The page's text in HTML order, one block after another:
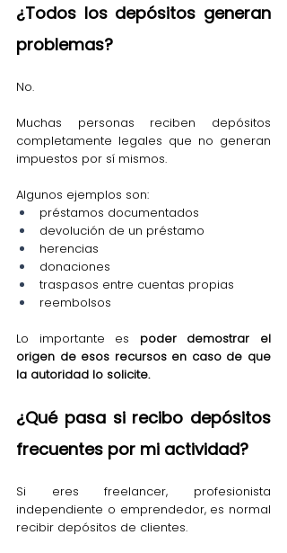
¿Todos los depósitos generan
problemas?
No.
Muchas personas reciben depósitos
completamente legales que no generan
impuestos por sí mismos.
Algunos ejemplos son:
préstamos documentados
devolución de un préstamo
herencias
donaciones
traspasos entre cuentas propias
reembolsos
Lo importante es poder demostrar el
origen de esos recursos en caso de que
la autoridad lo solicite.
¿Qué pasa si recibo depósitos
frecuentes por mi actividad?
Si eres freelancer, profesionista
independiente o emprendedor, es normal
recibir depósitos de clientes.